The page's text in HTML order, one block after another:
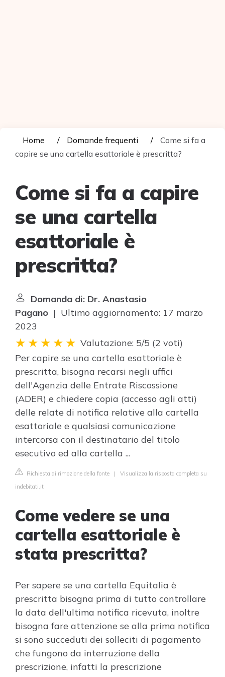
Home Domande frequenti
Come si fa a
capire se una cartella esattoriale è prescritta?
Come si fa a capire
se una cartella
esattoriale è
prescritta?
Domanda di: Dr. Anastasio
Pagano | Ultimo aggiornamento: 17 marzo
2023
Valutazione: 5/5 (2 voti)
Per capire se una cartella esattoriale è
prescritta, bisogna recarsi negli uffici
dell'Agenzia delle Entrate Riscossione
(ADER) e chiedere copia (accesso agli atti)
delle relate di notifica relative alla cartella
esattoriale e qualsiasi comunicazione
intercorsa con il destinatario del titolo
esecutivo ed alla cartella ...
Richiesta di rimozione della fonte | Visualizza la risposta completa su
indebitati.it
Come vedere se una
cartella esattoriale è
stata prescritta?
Per sapere se una cartella Equitalia è
prescritta bisogna prima di tutto controllare
la data dell'ultima notifica ricevuta, inoltre
bisogna fare attenzione se alla prima notifica
si sono succeduti dei solleciti di pagamento
che fungono da interruzione della
prescrizione, infatti la prescrizione